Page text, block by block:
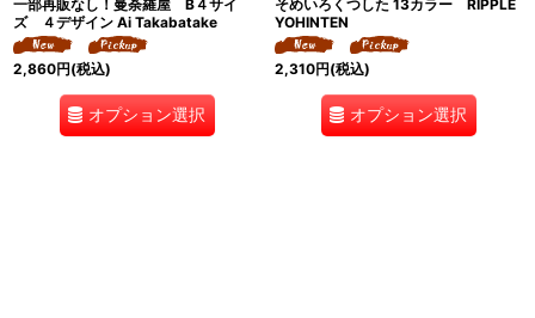
一部再販なし！曼荼羅屋 B４サイ
ズ ４デザイン Ai Takabatake
2,860円(税込)
オプション選択
そめいろくつした 13カラー RIPPLE
YOHINTEN
2,310円(税込)
オプション選択